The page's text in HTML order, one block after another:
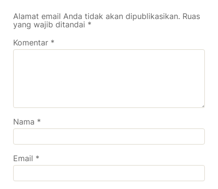
Alamat email Anda tidak akan dipublikasikan. Ruas
yang wajib ditandai *
Komentar *
Nama *
Email *